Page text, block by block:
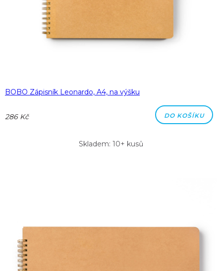
BOBO Zápisník Leonardo, A4, na výšku
286 Kč DO KOŠÍKU
Skladem: 10+ kusů